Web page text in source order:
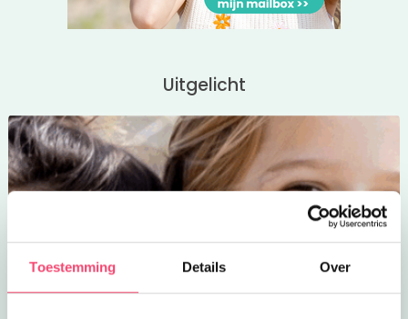
Toestemming Details Over
Uitgelicht